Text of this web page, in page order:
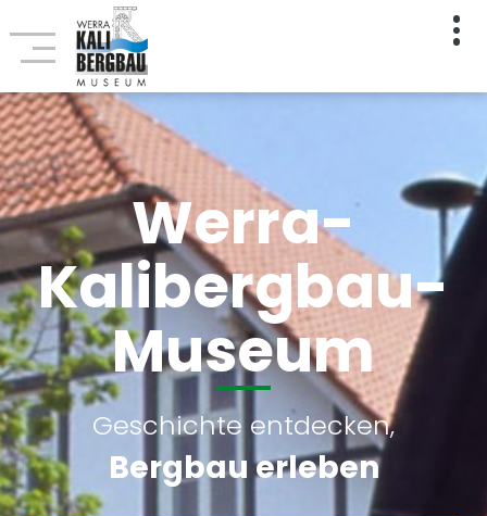
Werra-
Kalibergbau-
Museum
Geschichte entdecken,
Bergbau erleben